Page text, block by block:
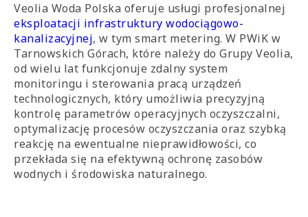
Veolia Woda Polska oferuje usługi profesjonalnej
eksploatacji infrastruktury wodociągowo-
kanalizacyjnej, w tym smart metering. W PWiK w
Tarnowskich Górach, które należy do Grupy Veolia,
od wielu lat funkcjonuje zdalny system
monitoringu i sterowania pracą urządzeń
technologicznych, który umożliwia precyzyjną
kontrolę parametrów operacyjnych oczyszczalni,
optymalizację procesów oczyszczania oraz szybką
reakcję na ewentualne nieprawidłowości, co
przekłada się na efektywną ochronę zasobów
wodnych i środowiska naturalnego.